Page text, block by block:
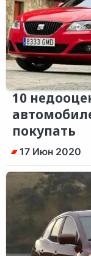
10
покупать
17 Июн 2020